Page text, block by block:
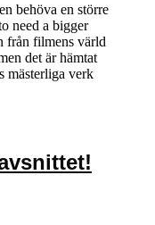
behöva en större
need a bigger
från filmens värld
det är hämtat
mästerliga verk